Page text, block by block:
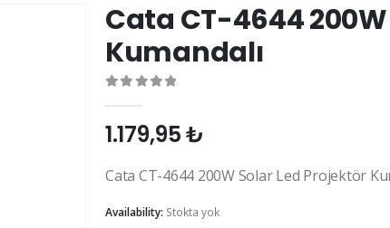
Cata CT-4644
Kumandalı
1.179,95₺
Cata CT-4644 200W Solar Led Projektör
Availability: Stokta yok